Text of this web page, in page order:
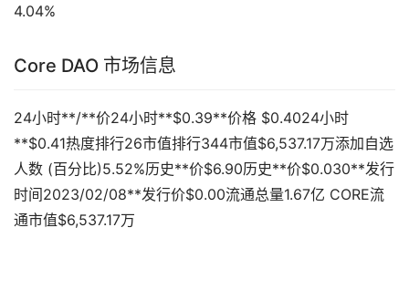
4.04%
Core DAO 市场信息
24小时**/**价24小时**$0.39**价格 $0.4024小时
**$0.41热度排行26市值排行344市值$6,537.17万添加自选
人数 (百分比)5.52%历史**价$6.90历史**价$0.030**发行
时间2023/02/08**发行价$0.00流通总量1.67亿 CORE流
通市值$6,537.17万